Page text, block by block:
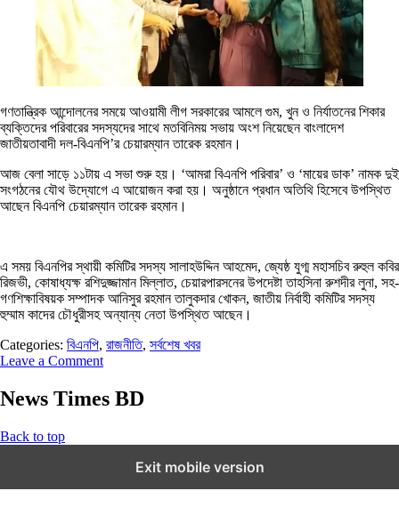
গণতান্ত্রিক আন্দোলনের সময়ে আওয়ামী লীগ সরকারের আমলে গুম, খুন ও নির্যাতনের শিকার
ব্যক্তিদের পরিবারের সদস্যদের সাথে মতবিনিময় সভায় অংশ নিয়েছেন বাংলাদেশ
জাতীয়তাবাদী দল-বিএনপি’র চেয়ারম্যান তারেক রহমান।
আজ বেলা সাড়ে ১১টায় এ সভা শুরু হয়। ‘আমরা বিএনপি পরিবার’ ও ‘মায়ের ডাক’ নামক দুই
সংগঠনের যৌথ উদ্যোগে এ আয়োজন করা হয়। অনুষ্ঠানে প্রধান অতিথি হিসেবে উপস্থিত
আছেন বিএনপি চেয়ারম্যান তারেক রহমান।
এ সময় বিএনপির স্থায়ী কমিটির সদস্য সালাহউদ্দিন আহমেদ, জ্যেষ্ঠ যুগ্ম মহাসচিব রুহুল কবির
রিজভী, কোষাধ্যক্ষ রশিদুজ্জামান মিল্লাত, চেয়ারপারসনের উপদেষ্টা তাহসিনা রুশদীর লুনা, সহ-
গণশিক্ষাবিষয়ক সম্পাদক আনিসুর রহমান তালুকদার খোকন, জাতীয় নির্বাহী কমিটির সদস্য
হুম্মাম কাদের চৌধুরীসহ অন্যান্য নেতা উপস্থিত আছেন।
Categories: বিএনপি, রাজনীতি, সর্বশেষ খবর
Leave a Comment
News Times BD
Back to top
Exit mobile version